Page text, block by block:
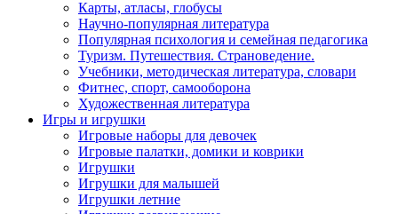
Карты, атласы, глобусы
Научно-популярная литература
Популярная психология и семейная педагогика
Туризм. Путешествия. Страноведение.
Учебники, методическая литература, словари
Фитнес, спорт, самооборона
Художественная литература
Игры и игрушки
Игровые наборы для девочек
Игровые палатки, домики и коврики
Игрушки
Игрушки для малышей
Игрушки летние